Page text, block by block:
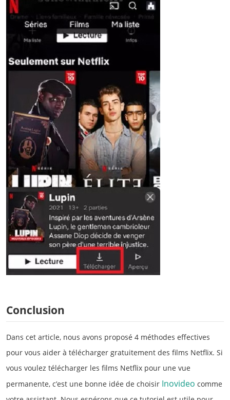
Conclusion
Dans cet article, nous avons proposé 4 méthodes effectives
pour vous aider à télécharger gratuitement des films Netflix. Si
vous voulez télécharger les films Netflix pour une vue
permanente, c’est une bonne idée de choisir Inovideo comme